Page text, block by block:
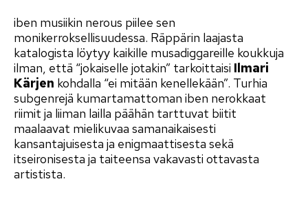
iben musiikin nerous piilee sen
monikerroksellisuudessa. Räppärin laajasta
katalogista löytyy kaikille musadiggareille koukkuja
ilman, että “jokaiselle jotakin” tarkoittaisi Ilmari
Kärjen kohdalla “ei mitään kenellekään”. Turhia
subgenrejä kumartamattoman iben nerokkaat
riimit ja liiman lailla päähän tarttuvat biitit
maalaavat mielikuvaa samanaikaisesti
kansantajuisesta ja enigmaattisesta sekä
itseironisesta ja taiteensa vakavasti ottavasta
artistista.